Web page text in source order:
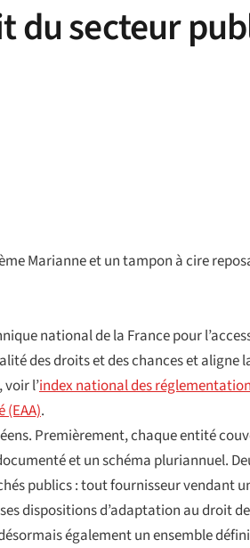
du secteur
Marianne et un tampon à cire
national de la France pour
des droits et des chanceset aligne
l’index national des
(EAA).
Premièrement, chaque entité
et un schéma pluriannuel.
publics : tout fournisseur vendant
dispositions d’adaptation au droit
également un ensemble